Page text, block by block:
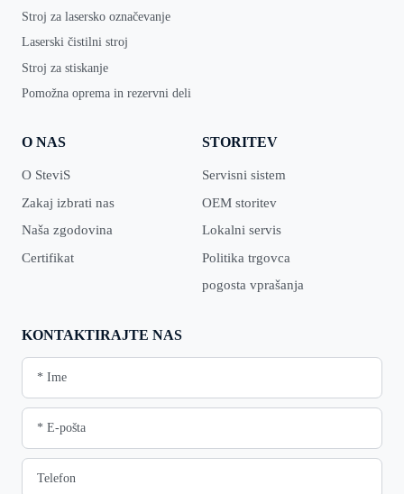
Stroj za lasersko označevanje
Laserski čistilni stroj
Stroj za stiskanje
Pomožna oprema in rezervni deli
O NAS
O SteviS
Zakaj izbrati nas
Naša zgodovina
Certifikat
STORITEV
Servisni sistem
OEM storitev
Lokalni servis
Politika trgovca
pogosta vprašanja
KONTAKTIRAJTE NAS